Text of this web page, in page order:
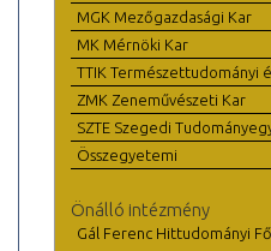
MGK Mezőgazdasági Kar
MK Mérnöki Kar
TTIK Természettudományi
ZMK Zeneművészeti Kar
SZTE Szegedi
Összegyetemi
Önálló intézmény
Gál Ferenc Hittudományi